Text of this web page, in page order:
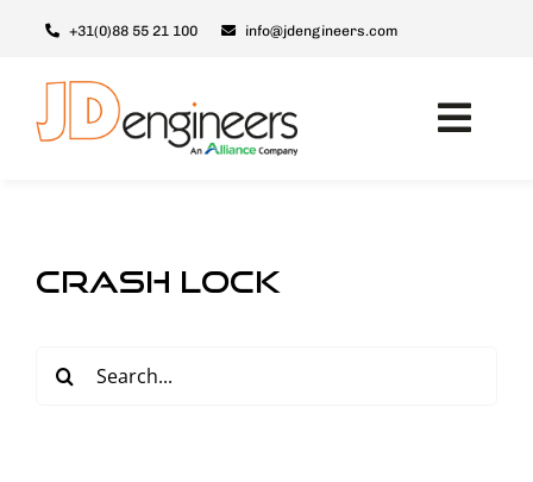
content
+31(0)88 55 21 100 info@jdengineers.com
crash lock
Search